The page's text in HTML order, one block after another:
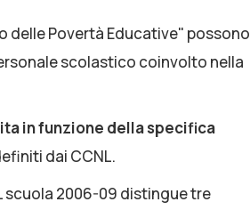
delle Povertà Educative" possono
scolastico coinvolto nella
in funzione della specifica
dai CCNL.
scuola 2006-09 distingue tre